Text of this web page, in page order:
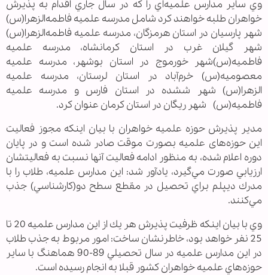
وي ساير مدارس علميه‌اي را كه در سال جاري اقدام به پذيرش
خواهران طلبه خواهند كرد شامل مدرسه علميه فاطمه‌الزهرا(س)
شهر پارسيان در استان هرمزگان، مدرسه علميه فاطمه‌الزهرا(س)
شهر گيلان غرب در استان كرمانشاه، مدرسه علميه
فاطميه(س)شهر خورموج در استان بوشهر، مدرسه علميه
معصوميه(س) خرم‌آباد در استان لرستان، مدرسه علميه
الزهرا(س) شهر ششده در استان فارس و مدرسه علميه
فاطميه(س) شهر ريگان در استان كرمان عنوان كرد.
مدير پذيرش حوزه‌ علميه خواهران با بيان اينكه مجوز فعاليت
اين حوزه‌‏های علميه بصورت موقت صادر شده است و در پايان
دوره اعلام شده، به منظور ادامه فعاليت آنها نسبت به فعاليتشان
ارزيابي صورت مي‌گيرد، يادآور شد: اين مدارس علميه، طلاب را با
مدرك ديپلم براي تحصيل در مقطع سطح دو(كارشناسي) جذب
مي‌كنند.
وي با بيان اينكه ظرفيت پذيرش هر يك از اين مدارس علميه 20 تا
25 نفر خواهد بود، خاطرنشان ساخت: امور مربوط به جذب طلاب
در اين مدارس علميه در سال تحصيلي 89-90 هماهنگ با ساير
حوزه‌هاي علميه خواهران كشور قبلا به انجام رسيده است.